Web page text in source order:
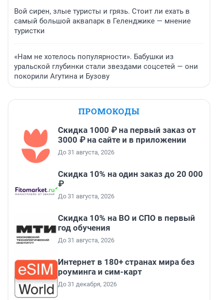
Вой сирен, злые туристы и грязь. Стоит ли ехать в
самый большой аквапарк в Геленджике — мнение
туристки
«Нам не хотелось популярности». Бабушки из
уральской глубинки стали звездами соцсетей — они
покорили Агутина и Бузову
ПРОМОКОДЫ
Скидка 1000 ₽ на первый заказ от
3000 ₽ на сайте и в приложении
До 31 августа, 2026
Скидка 10% на один заказ до 20 000
₽
До 31 августа, 2026
Скидка 10% на ВО и СПО в первый
год обучения
До 31 августа, 2026
Интернет в 180+ странах мира без
роуминга и сим-карт
До 31 декабря, 2026